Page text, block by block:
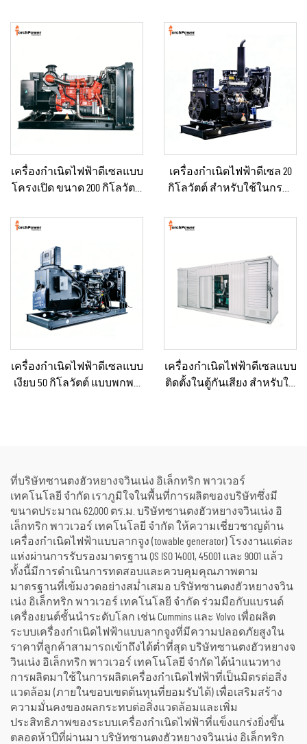
เครื่องกำเนิดไฟฟ้าดีเซลแบบ
โครงเปิด ขนาด 200 กิโลวัตต์
และการจ่ายไฟฟ้าแบบคงที่
เครื่องกำเนิดไฟฟ้าดีเซล 20
กิโลวัตต์ สำหรับใช้ในกรณี
ขนาดเล็ก
เครื่องกำเนิดไฟฟ้าดีเซลแบบ
เงียบ 50 กิโลวัตต์ แบบพกพา
เครื่องกำเนิดไฟฟ้าดีเซลแบบ
ติดตั้งในตู้กันเสียง สำหรับใช้
ที่บริษัทซานตงฮัวหยางจวินเน่ง อิเล็กทริก พาวเวอร์
เทคโนโลยี จำกัด เราภูมิใจในพื้นที่การผลิตของบริษัทซึ่งมี
ขนาดประมาณ 62,000 ตร.ม. บริษัทซานตงฮัวหยางจวินเน่ง อิ
เล็กทริก พาวเวอร์ เทคโนโลยี จำกัด ให้ความเชี่ยวชาญด้าน
เครื่องกำเนิดไฟฟ้าแบบลากจูง (towable generator) โรงงานแต่ละ
แห่งผ่านการรับรองมาตรฐาน QS ISO 14001, 45001 และ 9001 แล้ว
ทั้งนี้มีการดำเนินการทดสอบและควบคุมคุณภาพตาม
มาตรฐานที่เข้มงวดอย่างสม่ำเสมอ บริษัทซานตงฮัวหยางจวิน
เน่ง อิเล็กทริก พาวเวอร์ เทคโนโลยี จำกัด ร่วมมือกับแบรนด์
เครื่องยนต์ชั้นนำระดับโลก เช่น Cummins และ Volvo เพื่อผลิต
ระบบเครื่องกำเนิดไฟฟ้าแบบลากจูงที่มีความปลอดภัยสูงใน
ราคาที่ลูกค้าสามารถเข้าถึงได้ต่ำที่สุด บริษัทซานตงฮัวหยางจ
วินเน่ง อิเล็กทริก พาวเวอร์ เทคโนโลยี จำกัด ได้นำแนวทาง
การผลิตมาใช้ในการผลิตเครื่องกำเนิดไฟฟ้าที่เป็นมิตรต่อสิ่ง
แวดล้อม (ภายในขอบเขตต้นทุนที่ยอมรับได้) เพื่อเสริมสร้าง
ความมั่นคงของผลกระทบต่อสิ่งแวดล้อมและเพิ่ม
ประสิทธิภาพของระบบเครื่องกำเนิดไฟฟ้าที่แข็งแกร่งยิ่งขึ้น
ตลอดห้าปีที่ผ่านมา บริษัทซานตงฮัวหยางจวินเน่ง อิเล็กทริก